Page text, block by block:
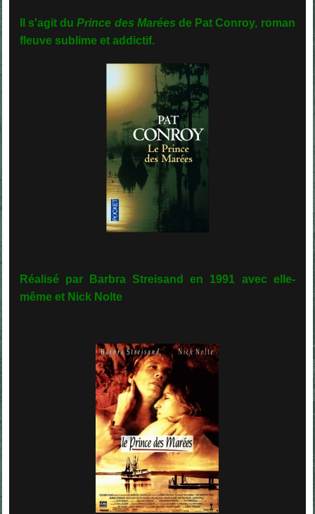
Il s'agit du Prince des Marées de Pat Conroy, roman
fleuve sublime et addictif.
Réalisé par Barbra Streisand en 1991 avec elle-
même et Nick Nolte